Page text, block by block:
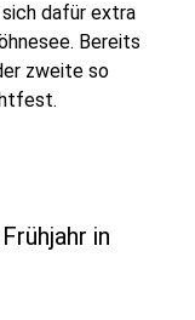
dafür extra
Bereits
zweite so
in